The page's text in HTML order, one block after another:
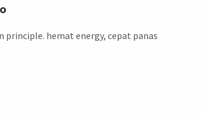
hemat energy, cepat panas